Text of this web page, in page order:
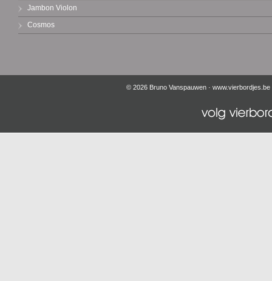
Jambon Violon
Cosmos
© 2026 Bruno Vanspauwen · www.vierbordjes.be